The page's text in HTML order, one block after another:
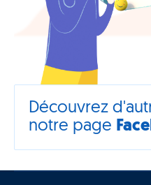
Découvrez
notre page